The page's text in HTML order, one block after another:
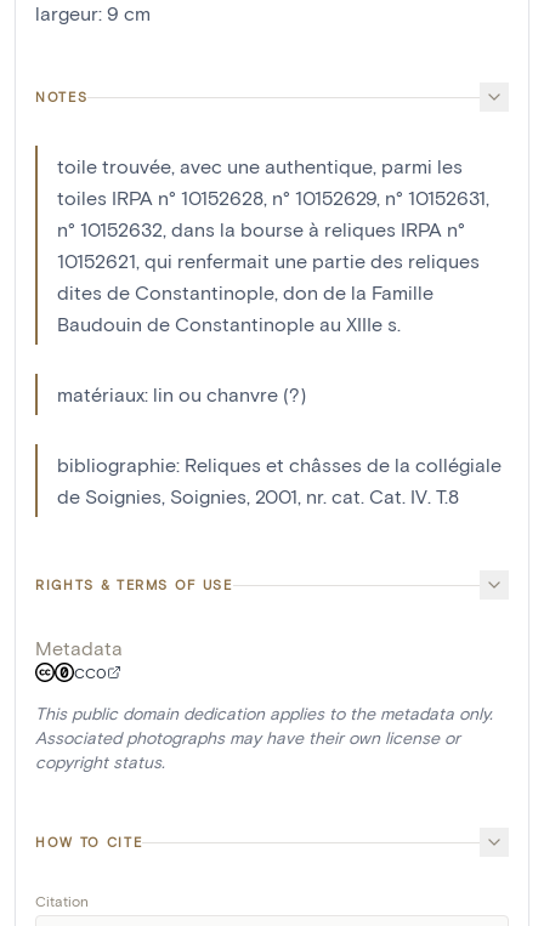
largeur: 9 cm
NOTES
toile trouvée, avec une authentique, parmi les
toiles IRPA n° 10152628, n° 10152629, n° 10152631,
n° 10152632, dans la bourse à reliques IRPA n°
10152621, qui renfermait une partie des reliques
dites de Constantinople, don de la Famille
Baudouin de Constantinople au XIIIe s.
matériaux: lin ou chanvre (?)
bibliographie: Reliques et châsses de la collégiale
de Soignies, Soignies, 2001, nr. cat. Cat. IV. T.8
RIGHTS & TERMS OF USE
Metadata
CC0
This public domain dedication applies to the metadata only.
Associated photographs may have their own license or
copyright status.
HOW TO CITE
Citation